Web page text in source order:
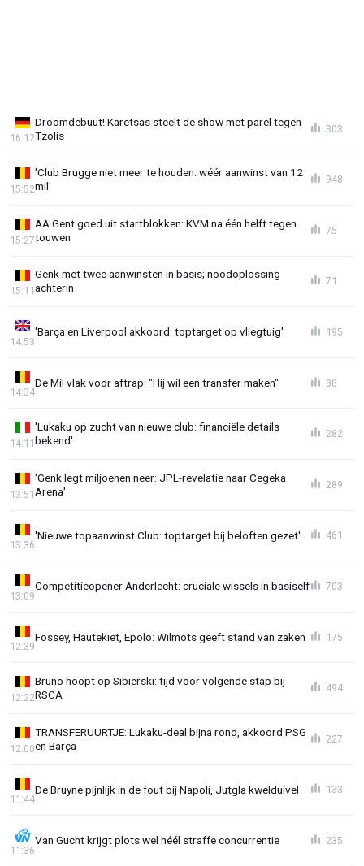
Droomdebuut! Karetsas steelt de show met parel tegen
Tzolis
16:12
303
'Club Brugge niet meer te houden: wéér aanwinst van 12
mil'
15:52
948
AA Gent goed uit startblokken: KVM na één helft tegen
touwen
15:27
75
Genk met twee aanwinsten in basis; noodoplossing
achterin
15:11
71
'Barça en Liverpool akkoord: toptarget op vliegtuig'
14:53
195
De Mil vlak voor aftrap: "Hij wil een transfer maken"
14:34
88
'Lukaku op zucht van nieuwe club: financiële details
bekend'
14:11
282
'Genk legt miljoenen neer: JPL-revelatie naar Cegeka
Arena'
13:51
289
'Nieuwe topaanwinst Club: toptarget bij beloften gezet'
13:36
461
Competitieopener Anderlecht: cruciale wissels in basiself
13:09
703
Fossey, Hautekiet, Epolo: Wilmots geeft stand van zaken
12:39
175
Bruno hoopt op Sibierski: tijd voor volgende stap bij
RSCA
12:22
494
TRANSFERUURTJE: Lukaku-deal bijna rond, akkoord PSG
en Barça
12:00
227
De Bruyne pijnlijk in de fout bij Napoli, Jutgla kwelduivel
11:44
133
Van Gucht krijgt plots wel héél straffe concurrentie
11:36
235